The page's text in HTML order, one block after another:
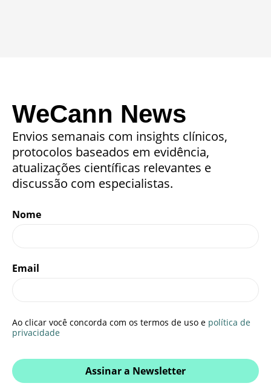
WeCann News
Envios semanais com insights clínicos,
protocolos baseados em evidência,
atualizações científicas relevantes e
discussão com especialistas.
Nome
Email
Ao clicar você concorda com os termos de uso e política de
privacidade
Assinar a Newsletter